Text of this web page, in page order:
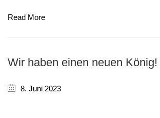
Read More
Wir haben einen neuen König!
8. Juni 2023